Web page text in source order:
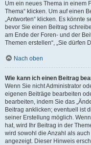
Um ein neues Thema in einem
Thema“ klicken. Um auf einen
„Antworten“ klicken. Es könnte
bevor Sie einen Beitrag
am Ende der Foren- und der
Themen erstellen“, „Sie dürfen
Nach oben
Wie kann ich einen Beitrag
Wenn Sie nicht Administrator
eigenen Beiträge bearbeiten
bearbeiten, indem Sie das
Beitrag anklicken; eventuell ist
seiner Erstellung möglich.
hat, wird Ihr Beitrag in der
wird sowohl die Anzahl als
angezeigt. Dieser Hinweis